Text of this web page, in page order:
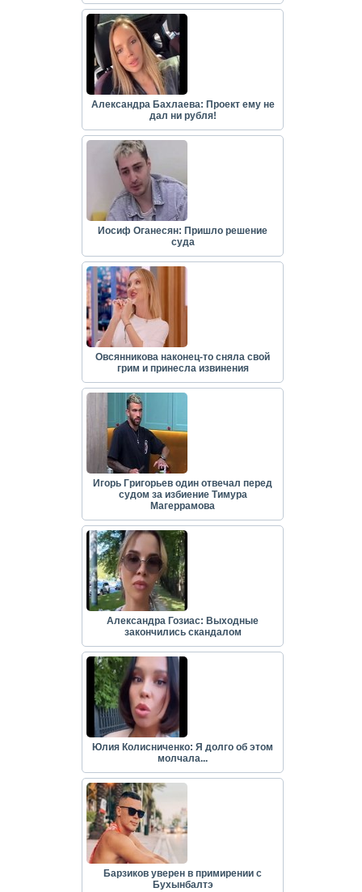
Александра Бахлаева: Проект ему не
дал ни рубля!
Иосиф Оганесян: Пришло решение
суда
Овсянникова наконец-то сняла свой
грим и принесла извинения
Игорь Григорьев один отвечал перед
судом за избиение Тимура
Магеррамова
Александра Гозиас: Выходные
закончились скандалом
Юлия Колисниченко: Я долго об этом
молчала...
Барзиков уверен в примирении с
Бухынбалтэ